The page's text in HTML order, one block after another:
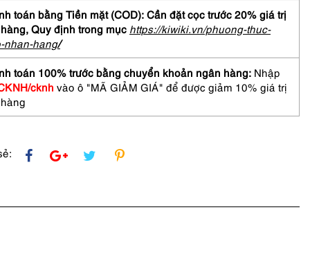
toán bằng Tiền mặt (COD): Cần đặt cọc trước 20% giá trị
Quy định trong mục https://kiwiki.vn/phuong-thuc-
nhan-hang/
toán 100% trước bằng chuyển khoản ngân hàng: Nhập
cknh vào ô "MÃ GIẢM GIÁ" để được giảm 10% giá trị